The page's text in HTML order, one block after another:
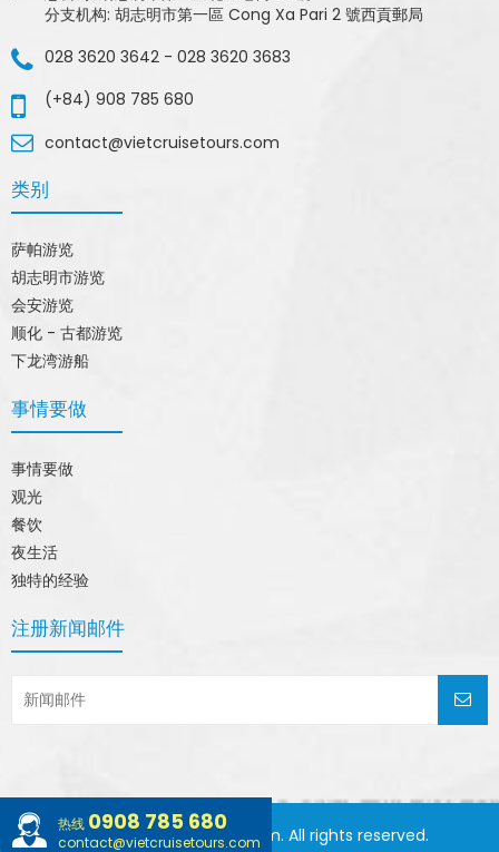
热线 0908 785 680
contact@vietcruisetours.com
分支机构: 胡志明市第一區 Cong Xa Pari 2 號西貢郵局
028 3620 3642 - 028 3620 3683
(+84) 908 785 680
contact@vietcruisetours.com
类别
萨帕游览
胡志明市游览
会安游览
顺化 - 古都游览
下龙湾游船
事情要做
事情要做
观光
餐饮
夜生活
独特的经验
注册新闻邮件
© 2015 vietcruisetours.com. All rights reserved.